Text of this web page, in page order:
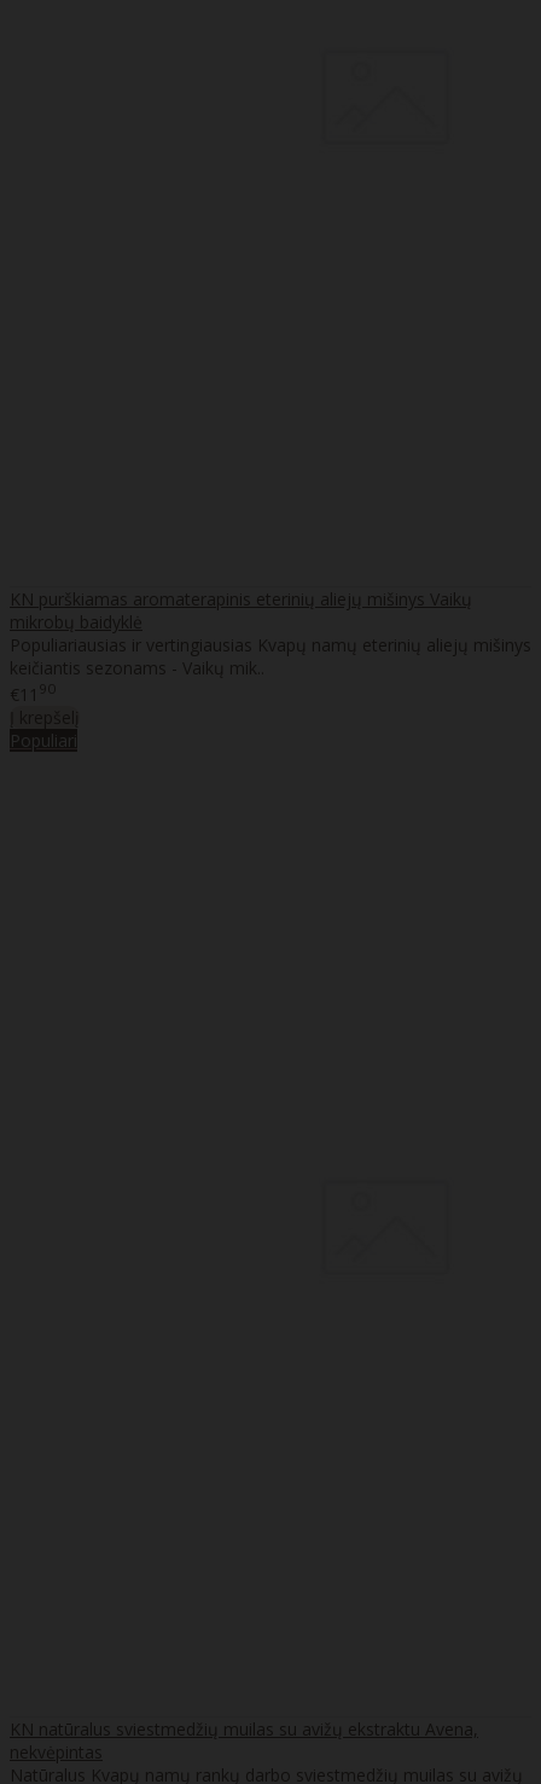
KN purškiamas aromaterapinis eterinių aliejų mišinys Vaikų
mikrobų baidyklė
Populiariausias ir vertingiausias Kvapų namų eterinių aliejų mišinys
keičiantis sezonams - Vaikų mik..
€11 90
Populiari
KN natūralus sviestmedžių muilas su avižų ekstraktu Avena,
nekvėpintas
Natūralus Kvapų namų rankų darbo sviestmedžių muilas su avižų